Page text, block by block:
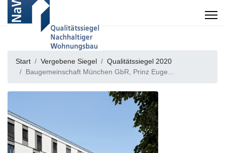
Start Vergebene Siegel
Qualitätssiegel 2020
Baugemeinschaft München GbR, Prinz Euge...